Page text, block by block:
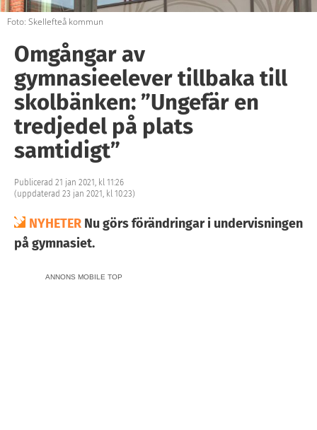
Foto: Skellefteå kommun
Omgångar av
gymnasieelever tillbaka till
skolbänken: ”Ungefär en
tredjedel på plats
samtidigt”
Publicerad 21 jan 2021, kl 11:26
(uppdaterad 23 jan 2021, kl 10:23)
NYHETER Nu görs förändringar i undervisningen
på gymnasiet.
ANNONS MOBILE TOP